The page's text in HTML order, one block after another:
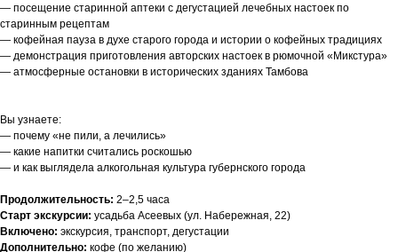
— посещение старинной аптеки с дегустацией лечебных настоек по
старинным рецептам
— кофейная пауза в духе старого города и истории о кофейных традициях
— демонстрация приготовления авторских настоек в рюмочной «Микстура»
— атмосферные остановки в исторических зданиях Тамбова
Вы узнаете:
— почему «не пили, а лечились»
— какие напитки считались роскошью
— и как выглядела алкогольная культура губернского города
Продолжительность: 2–2,5 часа
Старт экскурсии: усадьба Асеевых (ул. Набережная, 22)
Включено: экскурсия, транспорт, дегустации
Дополнительно: кофе (по желанию)